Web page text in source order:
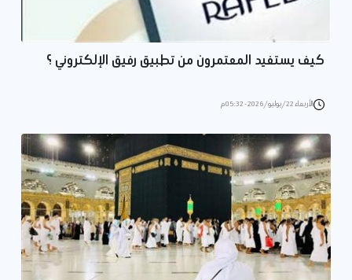
كيف يستفيد المعتمرون من تطبيق رفيق الإلكتروني ؟
الأربعاء 22/يوليو/2026 - 05:32 م